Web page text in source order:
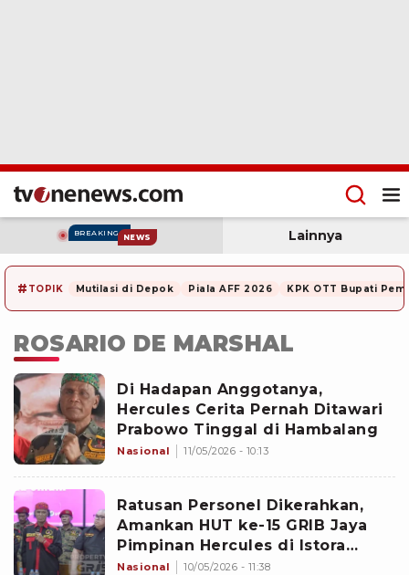
BREAKING NEWS Lainnya
# TOPIK Mutilasi di Depok Piala AFF 2026 KPK OTT Bupati
ROSARIO DE MARSHAL
Di Hadapan Anggotanya,
Hercules Cerita Pernah Ditawari
Prabowo Tinggal di Hambalang
Nasional 11/05/2026 - 10:13
Ratusan Personel Dikerahkan,
Amankan HUT ke-15 GRIB Jaya
Pimpinan Hercules di Istora
Senayan
Nasional 10/05/2026 - 11:38